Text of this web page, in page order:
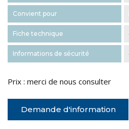
Convient pour
Fiche technique
Informations de sécurité
Prix : merci de nous consulter
Demande d'information